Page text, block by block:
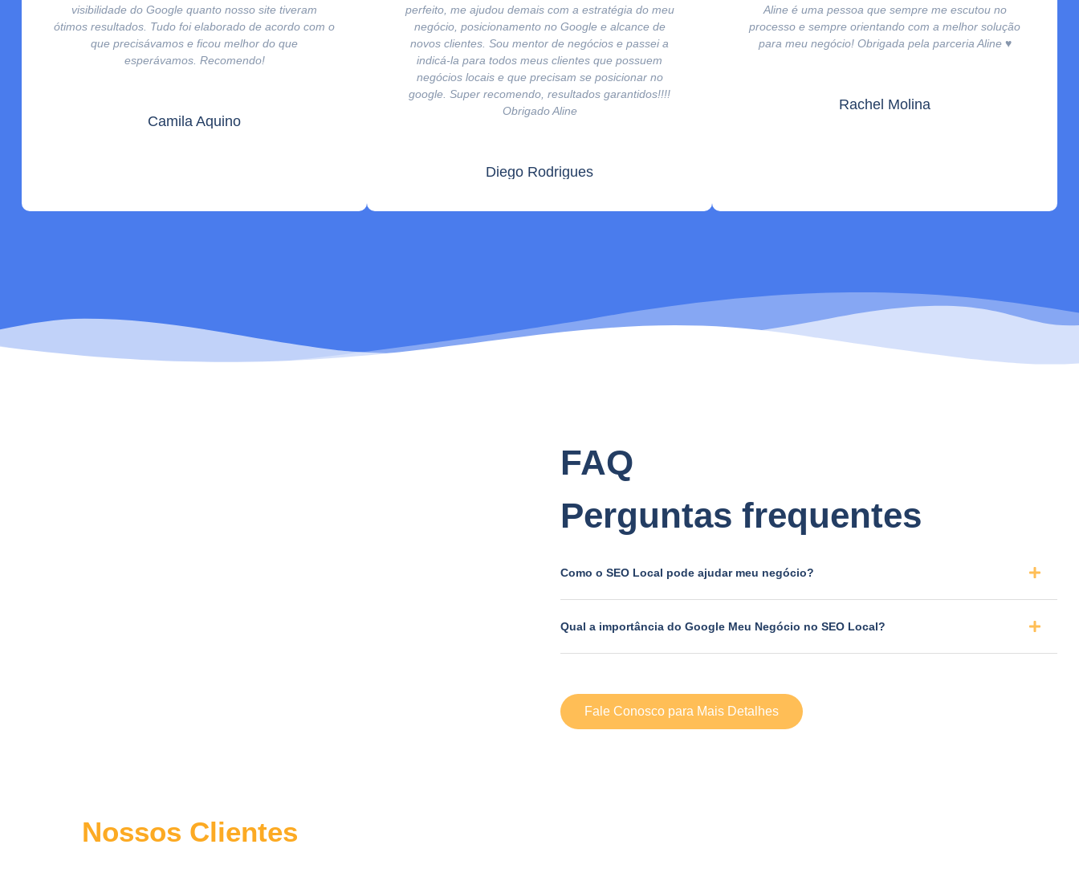
visibilidade do Google quanto nosso site tiveram
ótimos resultados. Tudo foi elaborado de acordo com o
que precisávamos e ficou melhor do que
esperávamos. Recomendo!
Camila Aquino
perfeito, me ajudou demais com a estratégia do meu
negócio, posicionamento no Google e alcance de
novos clientes. Sou mentor de negócios e passei a
indicá-la para todos meus clientes que possuem
negócios locais e que precisam se posicionar no
google. Super recomendo, resultados garantidos!!!!
Obrigado Aline
Diego Rodrigues
Aline é uma pessoa que sempre me escutou no
processo e sempre orientando com a melhor solução
para meu negócio! Obrigada pela parceria Aline ♥️
Rachel Molina
FAQ
Perguntas frequentes
Como o SEO Local pode ajudar meu negócio?
Qual a importância do Google Meu Negócio no SEO Local?
Fale Conosco para Mais Detalhes
Nossos Clientes